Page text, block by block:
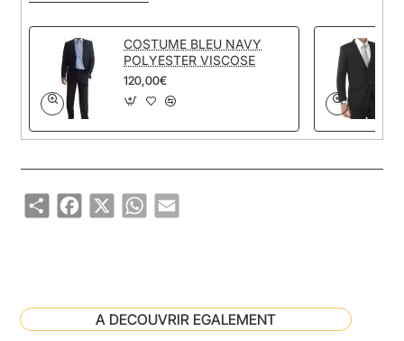
COSTUME BLEU NAVY
POLYESTER VISCOSE
120,00€
ShareFacebook
X WhatsApp
Email
A DECOUVRIR EGALEMENT